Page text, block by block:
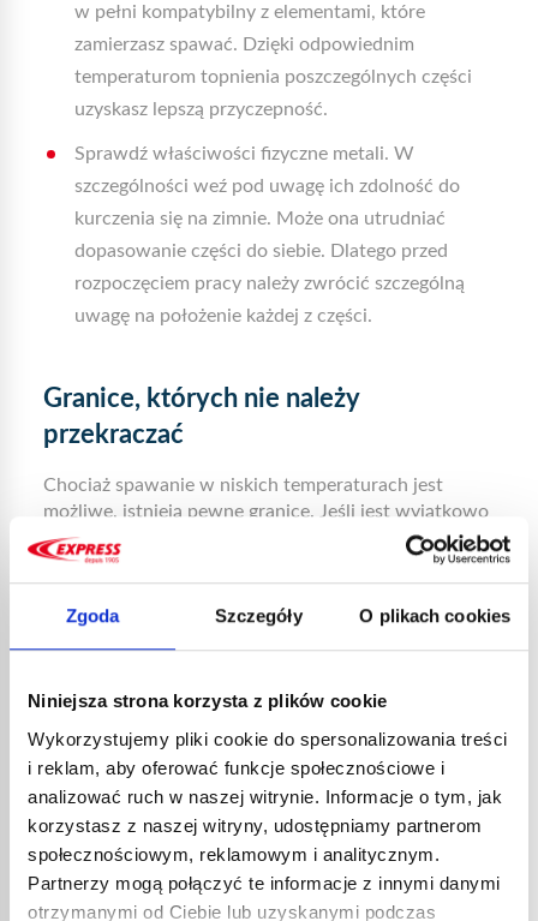
Zgoda Szczegóły O plikach cookies
Niniejsza strona korzysta z plików cookie
Wykorzystujemy pliki cookie do spersonalizowania treści
i reklam, aby oferować funkcje społecznościowe i
analizować ruch w naszej witrynie. Informacje o tym, jak
korzystasz z naszej witryny, udostępniamy partnerom
społecznościowym, reklamowym i analitycznym.
Partnerzy mogą połączyć te informacje z innymi danymi
otrzymanymi od Ciebie lub uzyskanymi podczas
w pełni kompatybilny z elementami, które
zamierzasz spawać. Dzięki odpowiednim
temperaturom topnienia poszczególnych części
uzyskasz lepszą przyczepność.
Sprawdź właściwości fizyczne metali. W
szczególności weź pod uwagę ich zdolność do
kurczenia się na zimnie. Może ona utrudniać
dopasowanie części do siebie. Dlatego przed
rozpoczęciem pracy należy zwrócić szczególną
uwagę na położenie każdej z części.
Granice, których nie należy
przekraczać
Chociaż spawanie w niskich temperaturach jest
możliwe, istnieją pewne granice. Jeśli jest wyjątkowo
wietrznie, pada deszcz lub śnieg, lepiej przełożyć
prace. Ryzykujesz bowiem jakością pracy: przez to
swoim zdrowiem.
PRODUITS ASSOCIÉS